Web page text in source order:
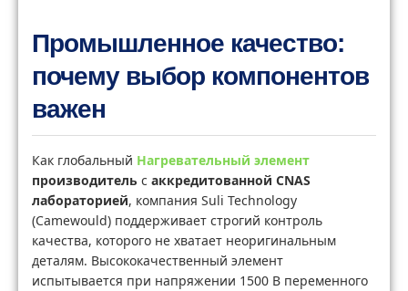
Промышленное качество:
почему выбор компонентов
важен
Как глобальный Нагревательный элемент
производитель с аккредитованной CNAS
лабораторией, компания Suli Technology
(Camewould) поддерживает строгий контроль
качества, которого не хватает неоригинальным
деталям. Высококачественный элемент
испытывается при напряжении 1500 В переменного